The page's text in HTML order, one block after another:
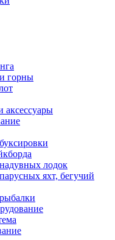
горны
аксессуары
лодок
яхт, бегучий